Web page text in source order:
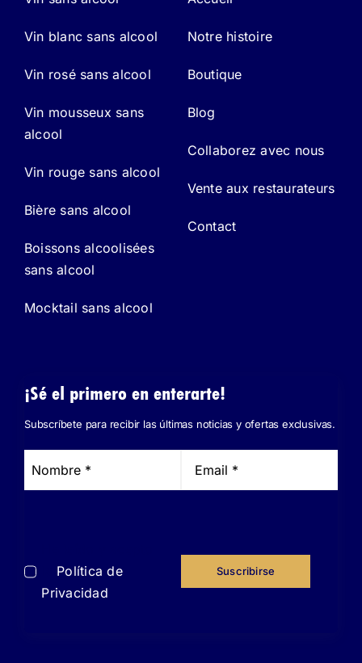
Vin blanc sans alcool
Vin rosé sans alcool
Vin mousseux sans
alcool
Vin rouge sans alcool
Bière sans alcool
Boissons alcoolisées
sans alcool
Mocktail sans alcool
Notre histoire
Boutique
Blog
Collaborez avec nous
Vente aux restaurateurs
Contact
¡Sé el primero en enterarte!
Subscríbete para recibir las últimas noticias y ofertas exclusivas.
Política de
Privacidad
Suscribirse